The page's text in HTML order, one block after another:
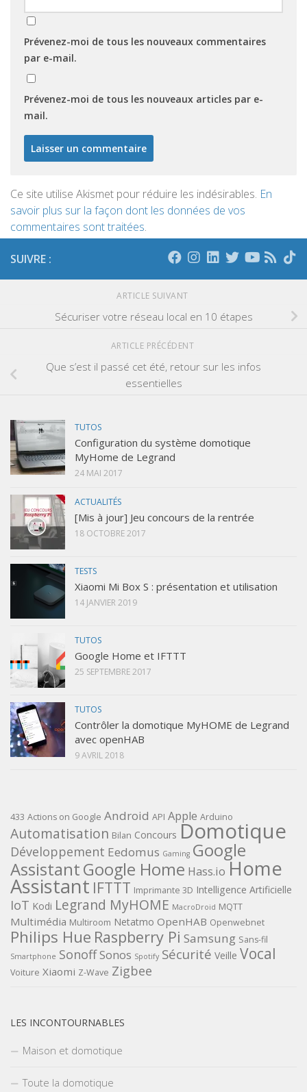
Prévenez-moi de tous les nouveaux commentaires
par e-mail.
Prévenez-moi de tous les nouveaux articles par e-
mail.
Ce site utilise Akismet pour réduire les indésirables. En
savoir plus sur la façon dont les données de vos
commentaires sont traitées.
SUIVRE :
ARTICLE SUIVANT
Sécuriser votre réseau local en 10 étapes
ARTICLE PRÉCÉDENT
Que s’est il passé cet été, retour sur les infos
essentielles
TUTOS
Configuration du système domotique
MyHome de Legrand
24 MAI 2017
ACTUALITÉS
[Mis à jour] Jeu concours de la rentrée
18 OCTOBRE 2017
TESTS
Xiaomi Mi Box S : présentation et utilisation
14 JANVIER 2019
TUTOS
Google Home et IFTTT
25 SEPTEMBRE 2017
TUTOS
Contrôler la domotique MyHOME de Legrand
avec openHAB
9 AVRIL 2018
433 Actions on Google Android API Apple Arduino
Automatisation Bilan Concours Domotique
Développement Eedomus Gaming Google
AssistantGoogle Home Hass.io Home
Assistant IFTTT Imprimante 3D Intelligence Artificielle
IoT Kodi Legrand MyHOME MacroDroid MQTT
Multimédia Multiroom Netatmo OpenHAB Openwebnet
Philips Hue Raspberry Pi Samsung Sans-fil
Smartphone SonoffSonos Spotify Sécurité Veille Vocal
Voiture Xiaomi Z-Wave Zigbee
LES INCONTOURNABLES
Maison et domotique
Toute la domotique